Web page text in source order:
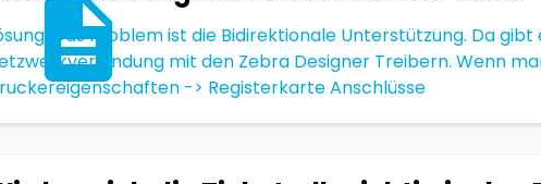
Das Problem ist die Bidirektionale Unterstützung. Da
mit den Zebra Designer Treibern. Wenn
-> Registerkarte Anschlüsse